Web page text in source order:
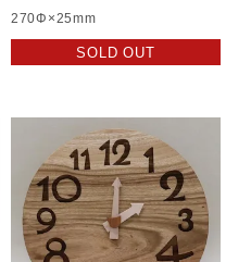
270Φ×25mm
SOLD OUT